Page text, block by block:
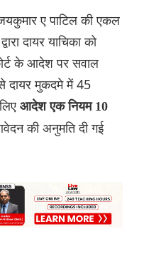
ए पाटिल की एकल
दायर याचिका को
के आदेश पर सवाल
दायर मुकदमे में 45
आदेश एक नियम 10
की अनुमति दी गई